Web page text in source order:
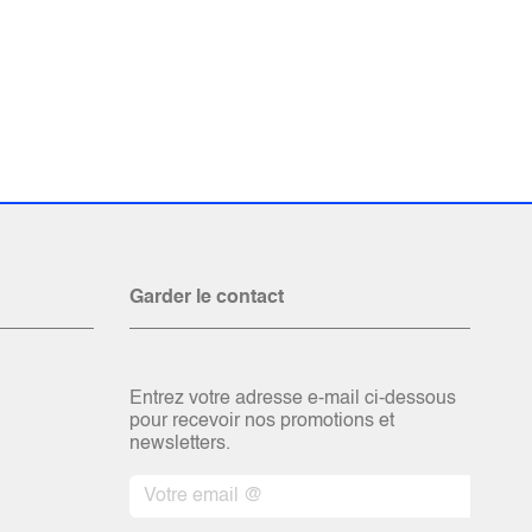
Garder le contact
Entrez votre adresse e-mail ci-dessous
pour recevoir nos promotions et
newsletters.